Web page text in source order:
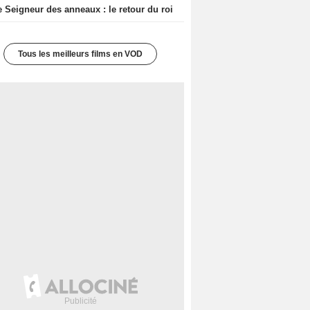
Seigneur des anneaux : le retour du roi
Tous les meilleurs films en VOD